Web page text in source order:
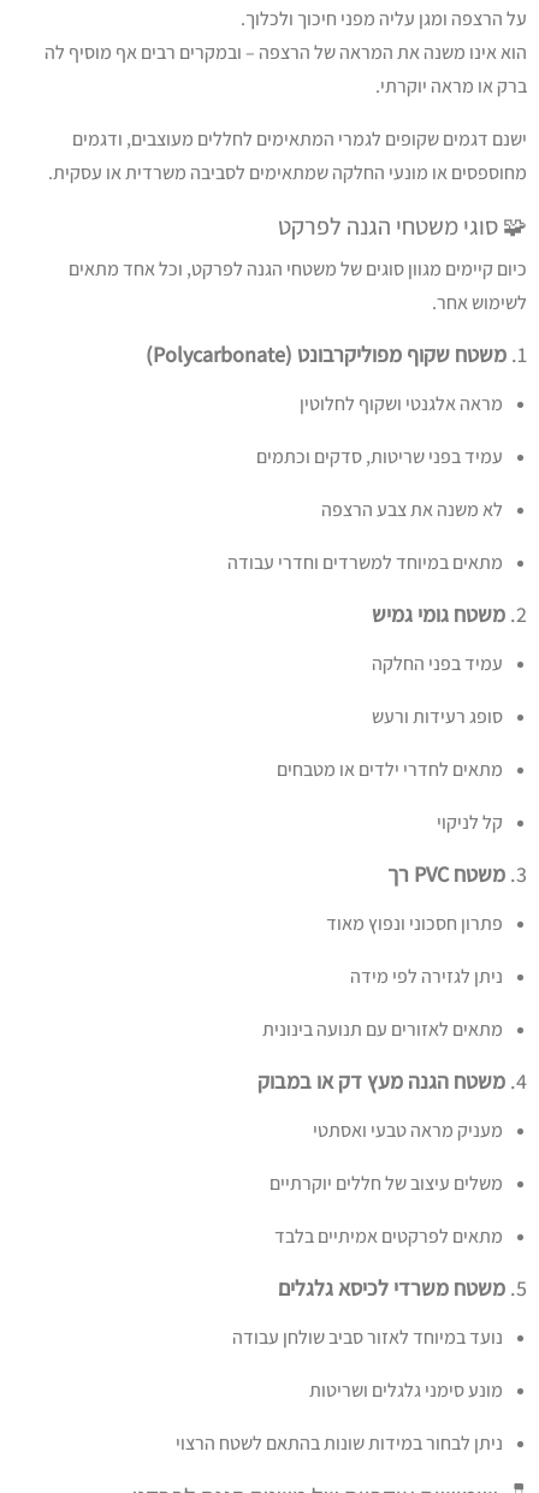
על הרצפה ומגן עליה מפני חיכוך ולכלוך.
הוא אינו משנה את המראה של הרצפה – ובמקרים רבים אף מוסיף לה
ברק או מראה יוקרתי.
ישנם דגמים שקופים לגמרי המתאימים לחללים מעוצבים, ודגמים
מחוספסים או מונעי החלקה שמתאימים לסביבה משרדית או עסקית.
🧩 סוגי משטחי הגנה לפרקט
כיום קיימים מגוון סוגים של משטחי הגנה לפרקט, וכל אחד מתאים
לשימוש אחר.
1. משטח שקוף מפוליקרבונט (Polycarbonate)
מראה אלגנטי ושקוף לחלוטין
עמיד בפני שריטות, סדקים וכתמים
לא משנה את צבע הרצפה
מתאים במיוחד למשרדים וחדרי עבודה
2. משטח גומי גמיש
עמיד בפני החלקה
סופג רעידות ורעש
מתאים לחדרי ילדים או מטבחים
קל לניקוי
3. משטח PVC רך
פתרון חסכוני ונפוץ מאוד
ניתן לגזירה לפי מידה
מתאים לאזורים עם תנועה בינונית
4. משטח הגנה מעץ דק או במבוק
מעניק מראה טבעי ואסתטי
משלים עיצוב של חללים יוקרתיים
מתאים לפרקטים אמיתיים בלבד
5. משטח משרדי לכיסא גלגלים
נועד במיוחד לאזור סביב שולחן עבודה
מונע סימני גלגלים ושריטות
ניתן לבחור במידות שונות בהתאם לשטח הרצוי